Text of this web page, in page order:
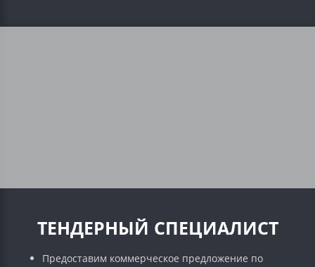
ТЕНДЕРНЫЙ СПЕЦИАЛИСТ
Предоставим коммерческое предложение по